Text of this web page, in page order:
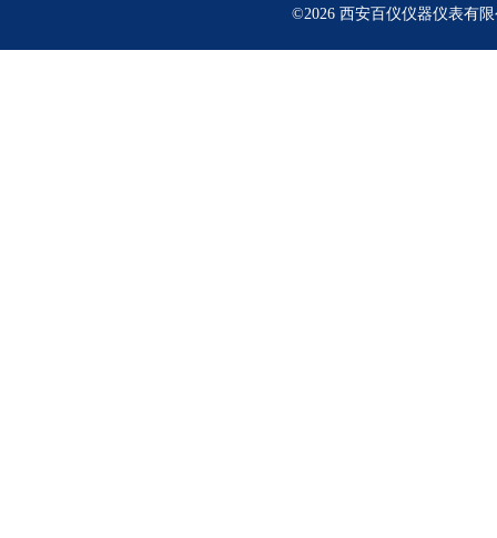
©2026 西安百仪仪器仪表有